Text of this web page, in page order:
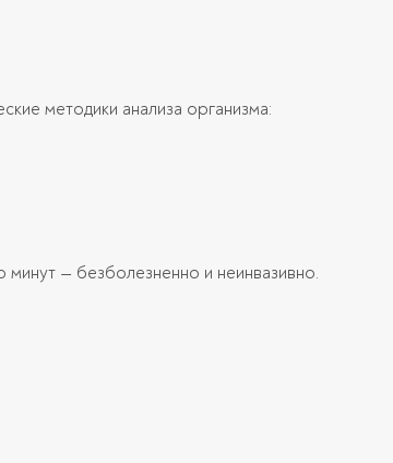
методики анализа организма:
минут — безболезненно и неинвазивно.